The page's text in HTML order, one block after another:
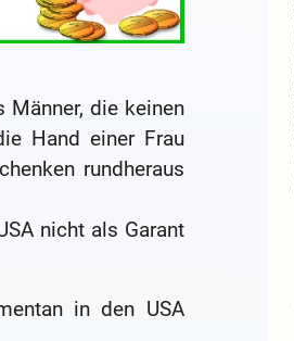
Männer, die keinen
Hand einer Frau
rundheraus
nicht als Garant
in den USA